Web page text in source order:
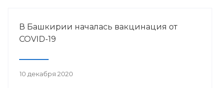
В Башкирии началась вакцинация от
COVID-19
10 декабря 2020